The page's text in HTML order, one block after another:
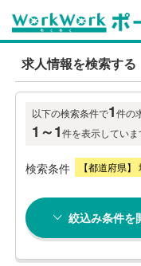
求人情報を検索する
以下の検索条件で1件の
1～1件を表示していま
検索条件 【都道府県
絞込み条件を